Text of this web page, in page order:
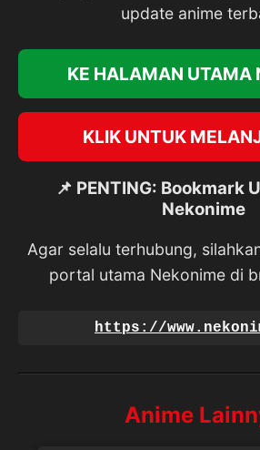
update anime
KE HALAMAN UTAMA
KLIK UNTUK
📌 PENTING: Bookmark
Nekonime
Agar selalu terhubung,
portal utama Nekonime di
https://
Anime